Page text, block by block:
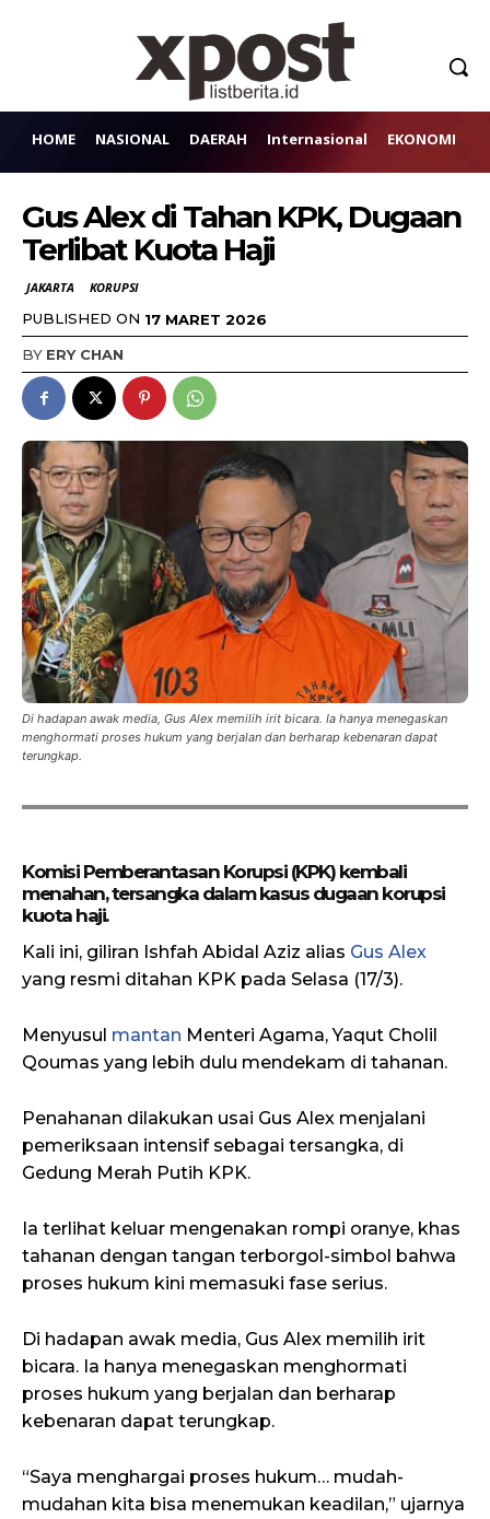
HOME NASIONAL DAERAH Internasional EKONOMI
Gus Alex di Tahan KPK, Dugaan
Terlibat Kuota Haji
JAKARTA KORUPSI
PUBLISHED ON 17 MARET 2026
BY ERY CHAN
Di hadapan awak media, Gus Alex memilih irit bicara. Ia hanya menegaskan
menghormati proses hukum yang berjalan dan berharap kebenaran dapat
terungkap.
Komisi Pemberantasan Korupsi (KPK) kembali
menahan, tersangka dalam kasus dugaan korupsi
kuota haji.
Kali ini, giliran Ishfah Abidal Aziz alias Gus Alex
yang resmi ditahan KPK pada Selasa (17/3).
Menyusul mantan Menteri Agama, Yaqut Cholil
Qoumas yang lebih dulu mendekam di tahanan.
Penahanan dilakukan usai Gus Alex menjalani
pemeriksaan intensif sebagai tersangka, di
Gedung Merah Putih KPK.
Ia terlihat keluar mengenakan rompi oranye, khas
tahanan dengan tangan terborgol-simbol bahwa
proses hukum kini memasuki fase serius.
Di hadapan awak media, Gus Alex memilih irit
bicara. Ia hanya menegaskan menghormati
proses hukum yang berjalan dan berharap
kebenaran dapat terungkap.
“Saya menghargai proses hukum… mudah-
mudahan kita bisa menemukan keadilan,” ujarnya